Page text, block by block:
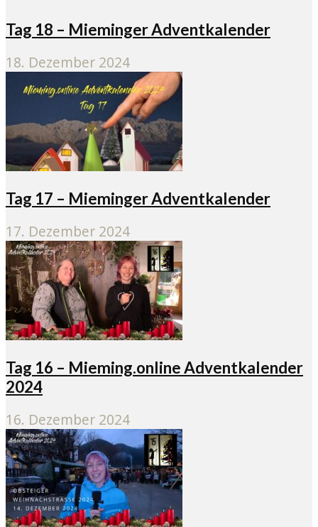
Tag 18 – Mieminger Adventkalender
18. Dezember 2024
Tag 17 – Mieminger Adventkalender
17. Dezember 2024
Tag 16 – Mieming.online Adventkalender
2024
16. Dezember 2024